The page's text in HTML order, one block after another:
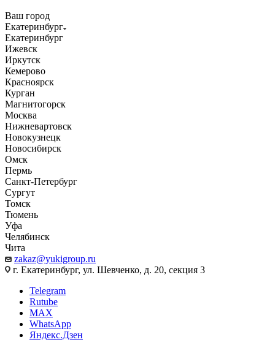
Ваш город
Екатеринбург
Екатеринбург
Ижевск
Иркутск
Кемерово
Красноярск
Курган
Магнитогорск
Москва
Нижневартовск
Новокузнецк
Новосибирск
Омск
Пермь
Санкт-Петербург
Сургут
Томск
Тюмень
Уфа
Челябинск
Чита
zakaz@yukigroup.ru
г. Екатеринбург, ул. Шевченко, д. 20, секция 3
Telegram
Rutube
MAX
WhatsApp
Яндекс.Дзен